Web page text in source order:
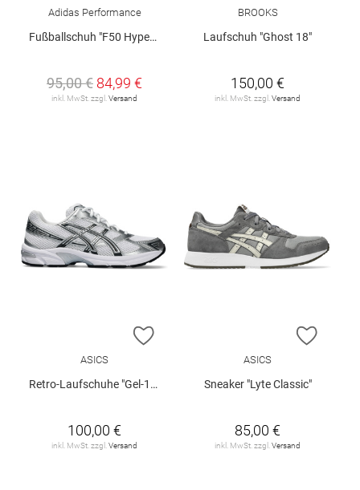
Adidas Performance
Fußballschuh "F50 Hyperfast League Mid FG"
95,00 € 84,99 €
inkl. MwSt. zzgl. Versand
BROOKS
Laufschuh "Ghost 18"
150,00 €
inkl. MwSt. zzgl. Versand
ZUR WUNSCHLISTE HINZUFÜGEN
ASICS
Retro-Laufschuhe "Gel-1130"
100,00 €
inkl. MwSt. zzgl. Versand
ZUR
ASICS
Sneaker "Lyte Classic"
85,00 €
inkl. MwSt. zzgl. Versand